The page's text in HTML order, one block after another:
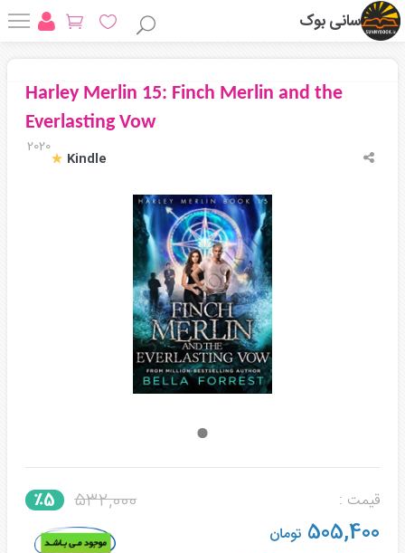
سانی بوک
Harley Merlin 15: Finch Merlin and the
Everlasting Vow
2020
Kindle
قیمت : 532,000 ٪5
505,400 تومان